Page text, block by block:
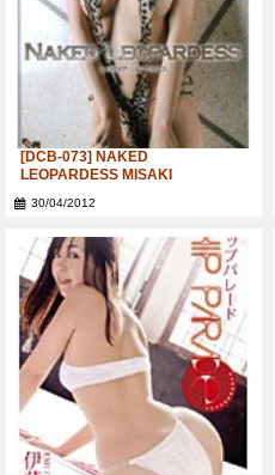
[DCB-073] NAKED
LEOPARDESS MISAKI
30/04/2012